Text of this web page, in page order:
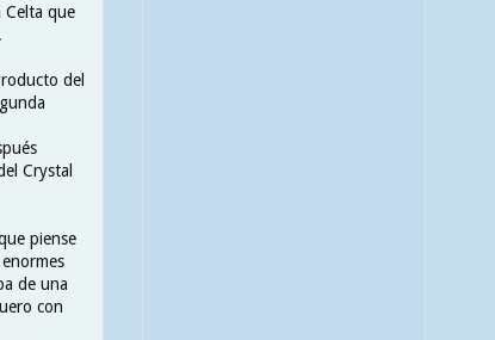
Celta que
del
Crystal
piense
de una
con